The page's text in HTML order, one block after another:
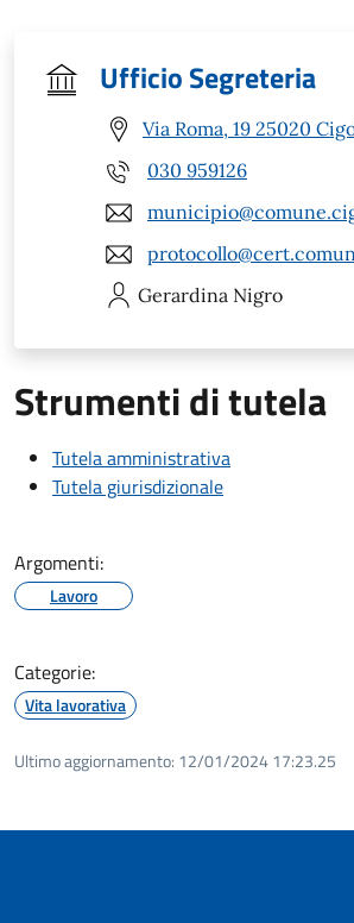
Ufficio Segreteria
Via Roma, 19 25020
030 959126
Gerardina Nigro
Strumenti di tutela
Tutela amministrativa
Tutela giurisdizionale
Argomenti:
Lavoro
Categorie:
Vita lavorativa
Ultimo aggiornamento: 12/01/2024 17:23.25